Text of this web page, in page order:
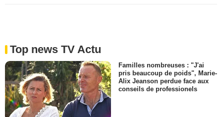
Top news TV Actu
Familles nombreuses : "J'ai
pris beaucoup de poids", Marie-
Alix Jeanson perdue face aux
conseils de professionels